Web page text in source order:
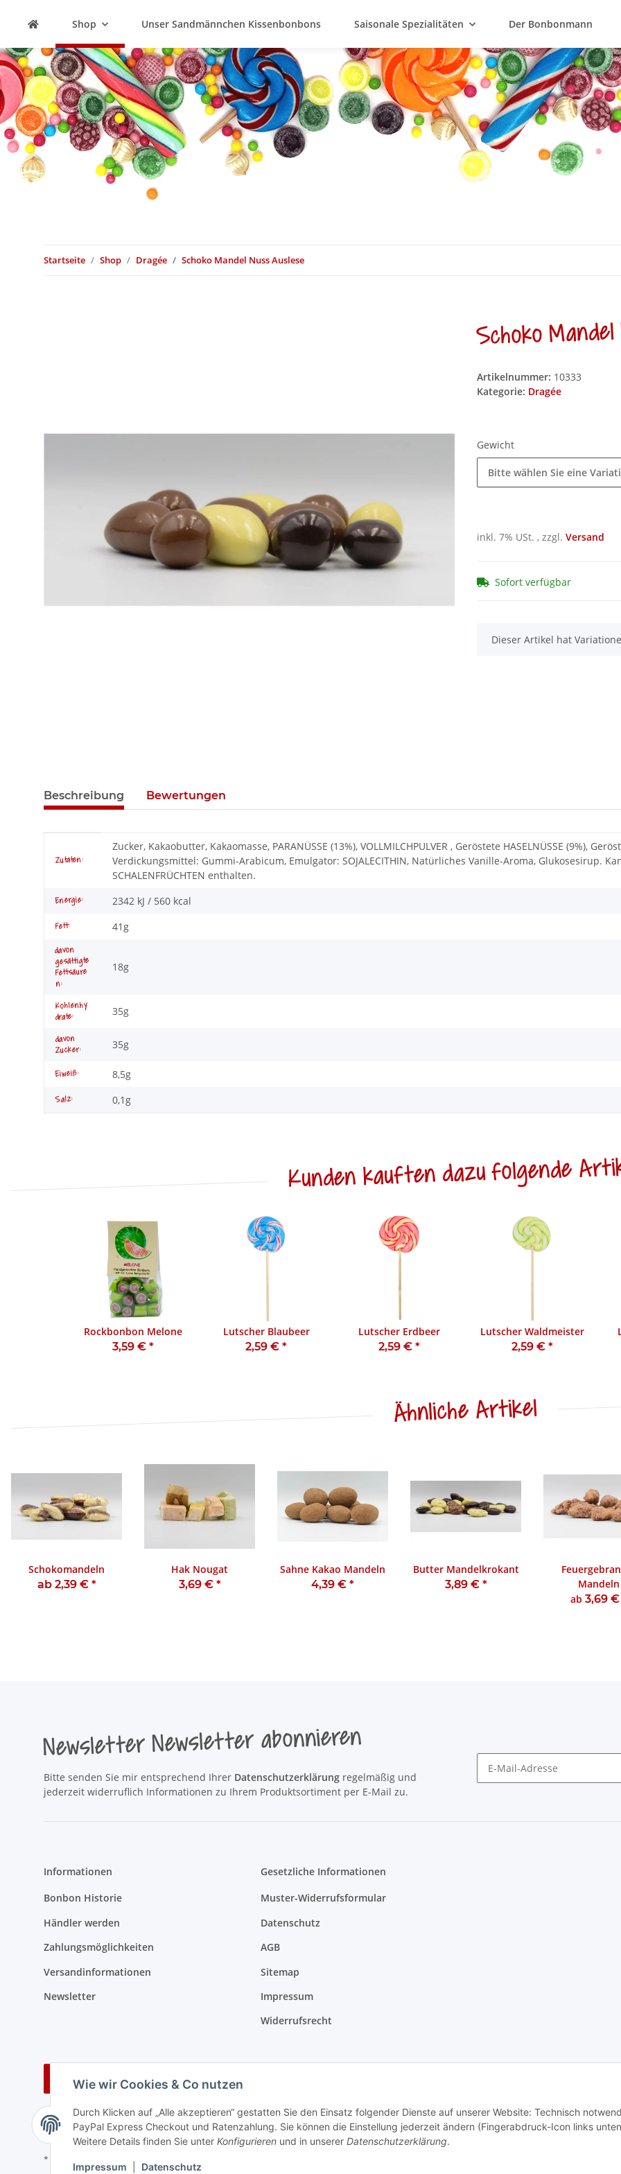
Wie wir Cookies & Co nutzen
Durch Klicken auf „Alle akzeptieren“ gestatten Sie den Einsatz folgender Dienste auf unserer Website: Technisch
PayPal Express Checkout und Ratenzahlung. Sie können die Einstellung jederzeit ändern (Fingerabdruck-Icon links
Weitere Details finden Sie unter Konfigurieren und in unserer Datenschutzerklärung.
Impressum Datenschutz
Shop Unser Sandmännchen Kissenbonbons Saisonale Spezialitäten Der Bonbonmann
Startseite Shop Dragée Schoko Mandel Nuss Auslese
Schoko
Artikelnummer: 10333
Kategorie: Dragée
Gewicht
Bitte wählen Sie eine
inkl. 7% USt. , zzgl. Versand
Sofort verfügbar
x
Dieser Artikel hat
Beschreibung Bewertungen
Produkteigenschaft
Zutaten:
Zucker, Kakaobutter, Kakaomasse, PARANÜSSE (13%), VOLLMILCHPULVER , Geröstete HASELNÜSSE (9%),
Verdickungsmittel: Gummi-Arabicum, Emulgator: SOJALECITHIN, Natürliches Vanille-Aroma, Glukosesirup.
SCHALENFRÜCHTEN enthalten.
Energie: 2342 kJ / 560 kcal
Fett: 41g
davon
gesättigte
Fettsäure
n:
18g
Kohlenhy
drate: 35g
davon
Zucker: 35g
Eiweiß: 8,5g
Salz: 0,1g
Kunden kauften dazu folgende
Rockbonbon Melone
3,59 € *
Lutscher Blaubeer
2,59 € *
Lutscher Erdbeer
2,59 € *
Lutscher Waldmeister
2,59 € *
Ähnliche Artikel
Schokomandeln
ab 2,39 € *
Hak Nougat
3,69 € *
Sahne Kakao Mandeln
4,39 € *
Butter Mandelkrokant
3,89 € *
Mandeln
ab 3,69
Newsletter Newsletter abonnieren
Bitte senden Sie mir entsprechend Ihrer Datenschutzerklärung regelmäßig und
jederzeit widerruflich Informationen zu Ihrem Produktsortiment per E-Mail zu.
Informationen
Bonbon Historie
Händler werden
Zahlungsmöglichkeiten
Versandinformationen
Newsletter
Gesetzliche Informationen
Muster-Widerrufsformular
Datenschutz
AGB
Sitemap
Impressum
Widerrufsrecht
Vertrag widerrufen
* Alle Preise inkl. gesetzlicher USt., zzgl.